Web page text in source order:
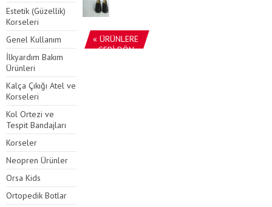
Estetik (Güzellik)
Korseleri
Genel Kullanım
İlkyardım Bakım
Ürünleri
Kalça Çıkığı Atel ve
Korseleri
Kol Ortezi ve
Tespit Bandajları
Korseler
Neopren Ürünler
Orsa Kids
Ortopedik Botlar
« ÜRÜNLERE
GERİ DÖN